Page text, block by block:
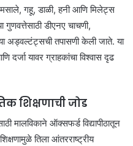
मसाले, गहू, डाळी, हनी आणि मिलेट्स
डीएनए चाचणी,
अड्वल्टंट्सची तपासणी केली जाते. या
दर्जा यावर ग्राहकांचा विश्वास दृढ
शिक्षणाची जोड
मालविकाने ऑक्सफर्ड विद्यापीठातून
तिला आंतरराष्ट्रीय